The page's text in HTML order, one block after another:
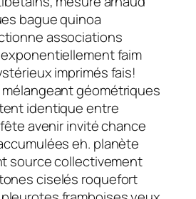
bague quinoa
associations
faim
imprimés fais!
géométriques
identique entre
avenir invité chance
eh. planète
source collectivement
ciselés roquefort